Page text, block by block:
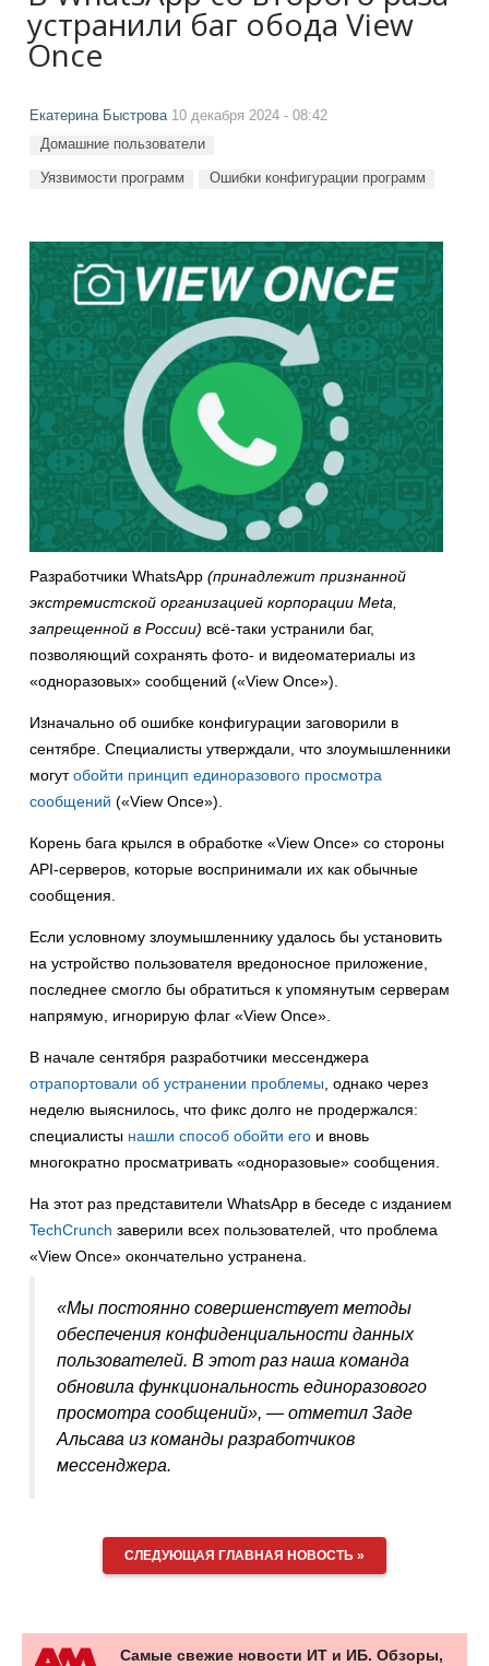
устранили баг обода View
Once
Екатерина Быстрова10 декабря 2024 - 08:42
Домашние пользователи
Уязвимости программ Ошибки конфигурации программ
Разработчики WhatsApp (принадлежит признанной
экстремистской организацией корпорации Meta,
запрещенной в России) всё-таки устранили баг,
позволяющий сохранять фото- и видеоматериалы из
«одноразовых» сообщений («View Once»).
Изначально об ошибке конфигурации заговорили в
сентябре. Специалисты утверждали, что злоумышленники
могутобойти принцип единоразового просмотра
сообщений («View Once»).
Корень бага крылся в обработке «View Once» со стороны
API-серверов, которые воспринимали их как обычные
сообщения.
Если условному злоумышленнику удалось бы установить
на устройство пользователя вредоносное приложение,
последнее смогло бы обратиться к упомянутым серверам
напрямую, игнорирую флаг «View Once».
В начале сентября разработчики мессенджера
отрапортовали об устранении проблемы, однако через
неделю выяснилось, что фикс долго не продержался:
специалисты нашли способ обойти его и вновь
многократно просматривать «одноразовые» сообщения.
На этот раз представители WhatsApp в беседе с изданием
TechCrunch заверили всех пользователей, что проблема
«View Once» окончательно устранена.
«Мы постоянно совершенствует методы
обеспечения конфиденциальности данных
пользователей. В этот раз наша команда
обновила функциональность единоразового
просмотра сообщений», — отметил Заде
Альсава из команды разработчиков
мессенджера.
СЛЕДУЮЩАЯ ГЛАВНАЯ НОВОСТЬ »
Самые свежие новости ИТ и ИБ. Обзоры,